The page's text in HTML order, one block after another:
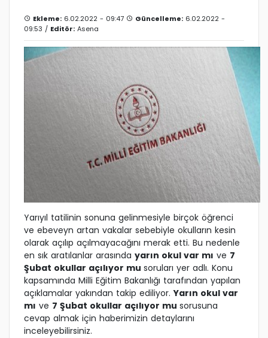
Ekleme: 6.02.2022 - 09:47 Güncelleme: 6.02.2022 -
09:53 / Editör: Asena
Yarıyıl tatilinin sonuna gelinmesiyle birçok öğrenci
ve ebeveyn artan vakalar sebebiyle okulların kesin
olarak açılıp açılmayacağını merak etti. Bu nedenle
en sık aratılanlar arasında yarın okul var mı ve 7
Şubat okullar açılıyor mu soruları yer adlı. Konu
kapsamında Milli Eğitim Bakanlığı tarafından yapılan
açıklamalar yakından takip ediliyor.Yarın okul var
mı ve 7 Şubat okullar açılıyor mu sorusuna
cevap almak için haberimizin detaylarını
inceleyebilirsiniz.